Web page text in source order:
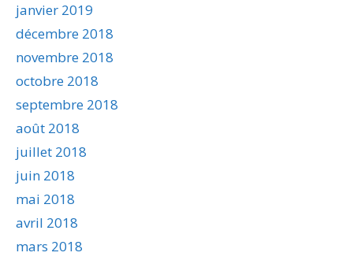
janvier 2019
décembre 2018
novembre 2018
octobre 2018
septembre 2018
août 2018
juillet 2018
juin 2018
mai 2018
avril 2018
mars 2018